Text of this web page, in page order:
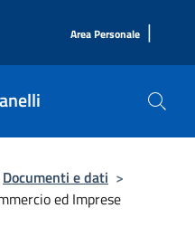
Area Personale |
Documenti e dati >
ed Imprese